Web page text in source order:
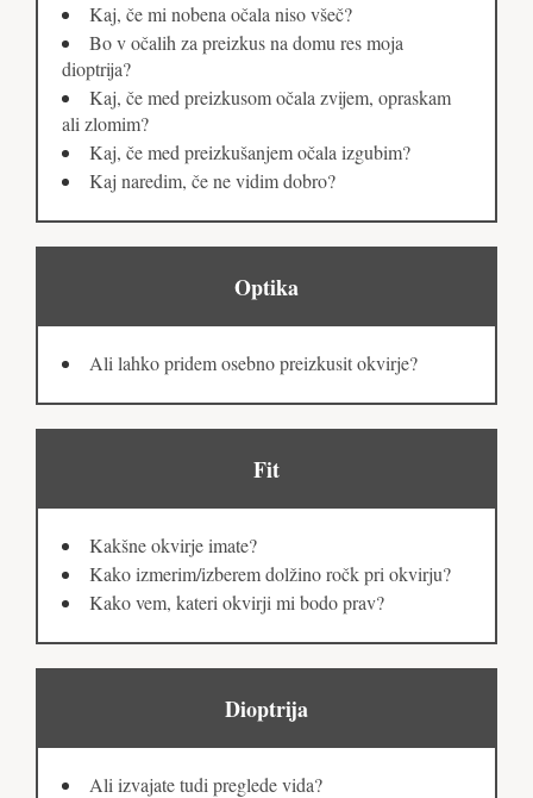
Kaj, če mi nobena očala niso všeč?
Bo v očalih za preizkus na domu res moja
dioptrija?
Kaj, če med preizkusom očala zvijem, opraskam
ali zlomim?
Kaj, če med preizkušanjem očala izgubim?
Kaj naredim, če ne vidim dobro?
Optika
Ali lahko pridem osebno preizkusit okvirje?
Fit
Kakšne okvirje imate?
Kako izmerim/izberem dolžino ročk pri okvirju?
Kako vem, kateri okvirji mi bodo prav?
Dioptrija
Ali izvajate tudi preglede vida?